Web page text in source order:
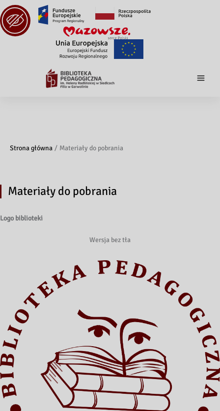
Strona główna Materiały do pobrania
Materiały do pobrania
Logo biblioteki
Wersja bez tła